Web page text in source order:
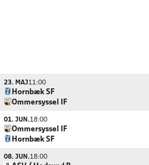
23. MAJ11:00
Hornbæk SF
Ommersyssel IF
01. JUN.18:00
Ommersyssel IF
Hornbæk SF
08. JUN.18:00